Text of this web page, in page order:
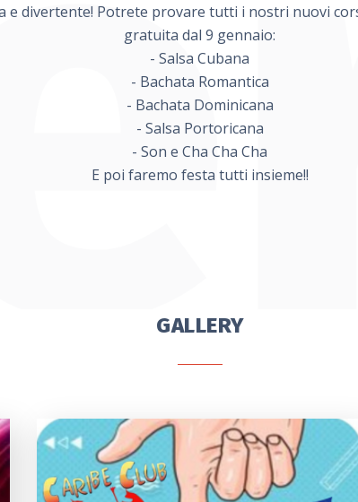
e divertente! Potrete provare tutti i nostri nuovi
gratuita dal 9 gennaio:
- Salsa Cubana
- Bachata Romantica
- Bachata Dominicana
- Salsa Portoricana
- Son e Cha Cha Cha
E poi faremo festa tutti insieme!!
GALLERY